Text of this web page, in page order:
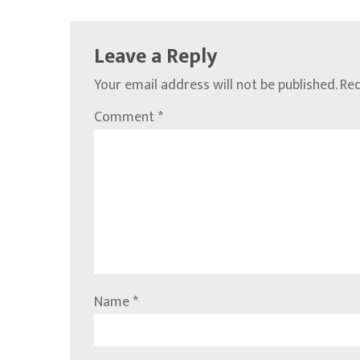
Leave a Reply
Your email address will not be published.
Comment*
Name*